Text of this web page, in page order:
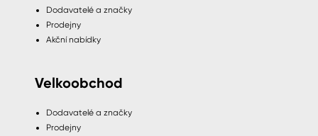
Dodavatelé a značky
Prodejny
Akční nabídky
Velkoobchod
Dodavatelé a značky
Prodejny